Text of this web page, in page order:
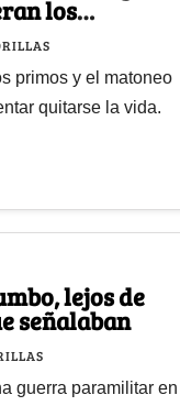
los
primos y el matoneo
quitarse la vida.
lejos de
señalaban
guerra paramilitar en